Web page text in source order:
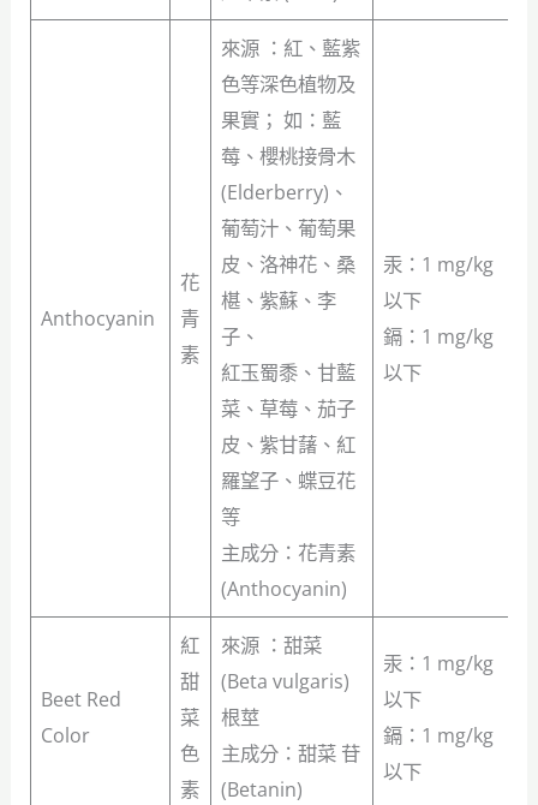
Anthocyanin
花
青
素
來源 ：紅、藍紫
色等深色植物及
果實； 如：藍
莓、櫻桃接骨木
(Elderberry)、
葡萄汁、葡萄果
皮、洛神花、桑
椹、紫蘇、李
子、
紅玉蜀黍、甘藍
菜、草莓、茄子
皮、紫甘藷、紅
羅望子、蝶豆花
等
主成分：花青素
(Anthocyanin)
汞：1 mg/kg
以下
鎘：1 mg/kg
以下
Beet Red
Color
紅
甜
菜
色
素
來源 ：甜菜
(Beta vulgaris)
根莖
主成分：甜菜 苷
(Betanin)
汞：1 mg/kg
以下
鎘：1 mg/kg
以下